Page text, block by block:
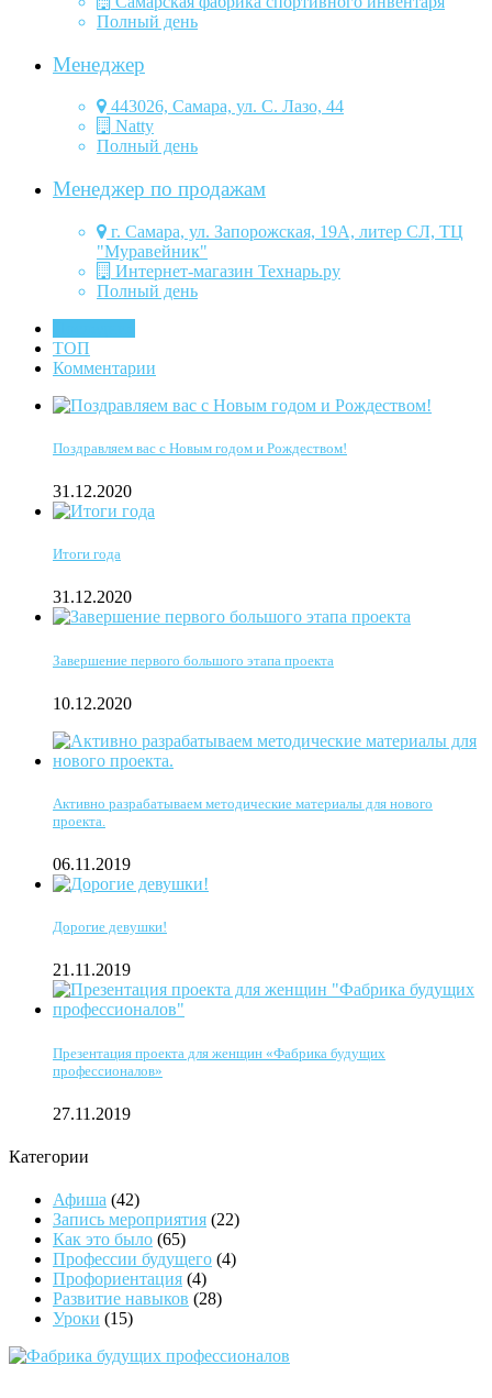
Полный день
Менеджер
443026, Самара, ул. С. Лазо, 44
Natty
Полный день
Менеджер по продажам
г. Самара, ул. Запорожская, 19А, литер СЛ, ТЦ
"Муравейник"
Интернет-магазин Технарь.ру
Полный день
ТОП
Комментарии
Поздравляем вас с Новым годом и Рождеством!
31.12.2020
Итоги года
31.12.2020
Завершение первого большого этапа проекта
10.12.2020
Активно разрабатываем методические материалы для нового
проекта.
06.11.2019
Дорогие девушки!
21.11.2019
Презентация проекта для женщин «Фабрика будущих
профессионалов»
27.11.2019
Категории
Афиша (42)
Запись мероприятия (22)
Как это было (65)
Профессии будущего (4)
Профориентация (4)
Развитие навыков (28)
Уроки (15)